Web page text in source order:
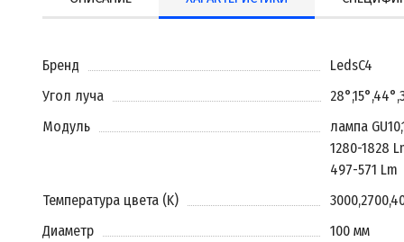
Бренд LedsC4
Угол луча
28°15°,44°,
Модуль
лампа GU10,
1280-1828
497-571 Lm
Температура цвета (K) 3000,2700,
Диаметр
100 мм